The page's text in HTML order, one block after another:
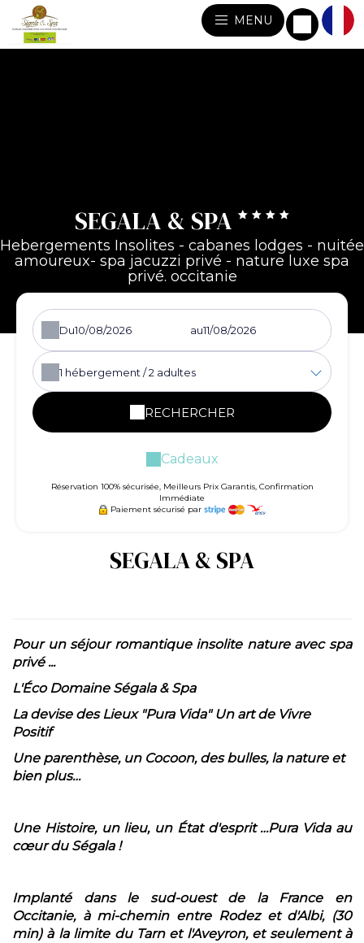
MENU
SEGALA & SPA
Hebergements Insolites - cabanes lodges - nuitée
amoureux- spa jacuzzi privé - nature luxe spa
privé. occitanie
Du au
1 hébergement /2 adultes
RECHERCHER
Cadeaux
Réservation 100% sécurisée, Meilleurs Prix Garantis, Confirmation
Immédiate
Paiement sécurisé par
SEGALA & SPA
Pour un séjour romantique insolite nature avec spa
privé ...
L'Éco Domaine Ségala & Spa
La devise des Lieux "Pura Vida" Un art de Vivre
Positif
Une parenthèse, un Cocoon, des bulles, la nature et
bien plus…
Une Histoire, un lieu, un État d'esprit …Pura Vida au
cœur du Ségala !
Implanté dans le sud-ouest de la France en
Occitanie, à mi-chemin entre Rodez et d'Albi, (30
min) à la limite du Tarn et l'Aveyron, et seulement à